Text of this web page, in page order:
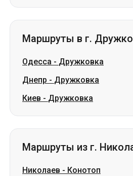
Маршруты в г.
Одесса - Дружковка
Днепр - Дружковка
Киев - Дружковка
Маршруты из г.
Николаев - Конотоп